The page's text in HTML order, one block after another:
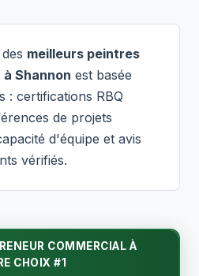
meilleurs peintres
Shannon est basée
: certifications RBQ
de projets
d'équipe et avis
vérifiés.
COMMERCIAL À
CHOIX #1